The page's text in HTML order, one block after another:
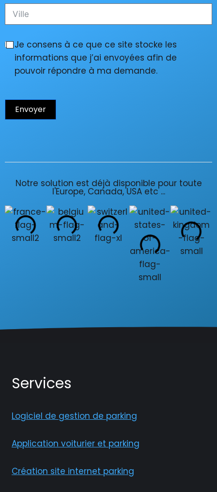
Je consens à ce que ce site stocke les
informations que j’ai envoyées afin de
pouvoir répondre à ma demande.
Envoyer
Notre solution est déjà disponible pour toute
l'Europe, Canada, USA etc ...
Services
Logiciel de gestion de parking
Application voiturier et parking
Création site internet parking